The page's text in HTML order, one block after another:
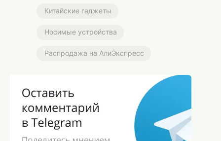
Китайские гаджеты
Носимые устройства
Распродажа на АлиЭкспресс